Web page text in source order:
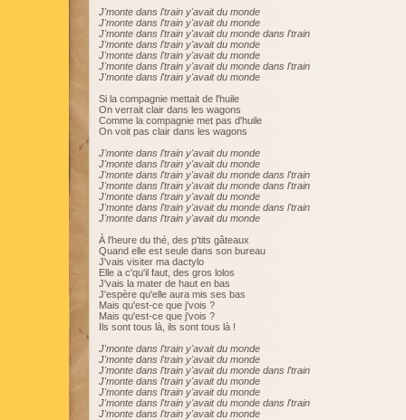
J'monte dans l'train y'avait du monde
J'monte dans l'train y'avait du monde
J'monte dans l'train y'avait du monde dans l'train
J'monte dans l'train y'avait du monde
J'monte dans l'train y'avait du monde
J'monte dans l'train y'avait du monde dans l'train
J'monte dans l'train y'avait du monde
Si la compagnie mettait de l'huile
On verrait clair dans les wagons
Comme la compagnie met pas d'huile
On voit pas clair dans les wagons
J'monte dans l'train y'avait du monde
J'monte dans l'train y'avait du monde
J'monte dans l'train y'avait du monde dans l'train
J'monte dans l'train y'avait du monde dans l'train
J'monte dans l'train y'avait du monde
J'monte dans l'train y'avait du monde dans l'train
J'monte dans l'train y'avait du monde
À l'heure du thé, des p'tits gâteaux
Quand elle est seule dans son bureau
J'vais visiter ma dactylo
Elle a c'qu'il faut, des gros lolos
J'vais la mater de haut en bas
J'espère qu'elle aura mis ses bas
Mais qu'est-ce que j'vois ?
Mais qu'est-ce que j'vois ?
Ils sont tous là, ils sont tous là !
J'monte dans l'train y'avait du monde
J'monte dans l'train y'avait du monde
J'monte dans l'train y'avait du monde dans l'train
J'monte dans l'train y'avait du monde
J'monte dans l'train y'avait du monde
J'monte dans l'train y'avait du monde dans l'train
J'monte dans l'train y'avait du monde